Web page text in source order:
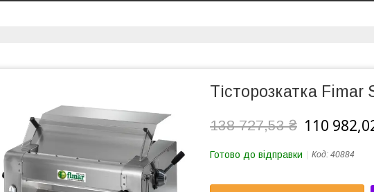
Тісторозкатка Fimar
138 727,53 ₴ 110
Готово до відправки Код: 40884